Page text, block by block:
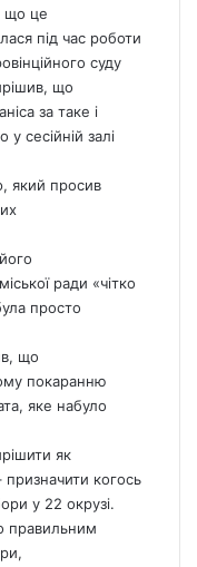
що це
під час роботи
суду
що
за таке і
сесійній залі
який просив
ради «чітко
просто
що
покаранню
яке набуло
як
призначити когось
у 22 окрузі.
правильним